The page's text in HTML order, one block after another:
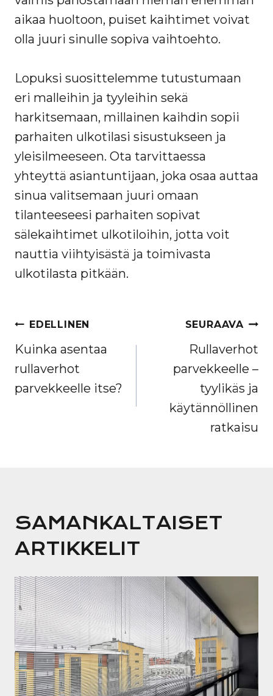
aikaa huoltoon, puiset kaihtimet voivat
olla juuri sinulle sopiva vaihtoehto.
Lopuksi suosittelemme tutustumaan
eri malleihin ja tyyleihin sekä
harkitsemaan, millainen kaihdin sopii
parhaiten ulkotilasi sisustukseen ja
yleisilmeeseen. Ota tarvittaessa
yhteyttä asiantuntijaan, joka osaa auttaa
sinua valitsemaan juuri omaan
tilanteeseesi parhaiten sopivat
sälekaihtimet ulkotiloihin, jotta voit
nauttia viihtyisästä ja toimivasta
ulkotilasta pitkään.
ARTIKKELIEN
SELAUS
EDELLINEN
Kuinka asentaa
rullaverhot
parvekkeelle itse?
SEURAAVA
Rullaverhot
parvekkeelle –
tyylikäs ja
käytännöllinen
ratkaisu
SAMANKALTAISET
ARTIKKELIT